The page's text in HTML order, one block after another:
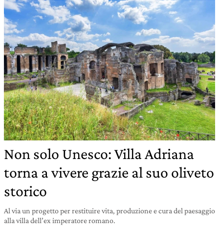
Non solo Unesco: Villa Adriana
torna a vivere grazie al suo oliveto
storico
Al via un progetto per restituire vita, produzione e cura del paesaggio
alla villa dell’ex imperatore romano.